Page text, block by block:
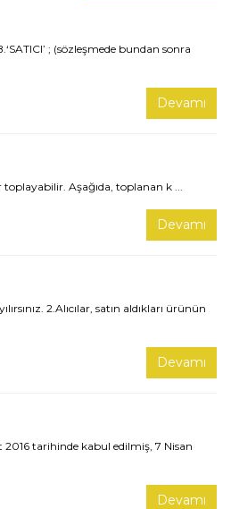
; (sözleşmede bundan sonra
Devamı
Aşağıda, toplanan k ...
Devamı
2.Alıcılar, satın aldıkları ürünün
Devamı
2016 tarihinde kabul edilmiş, 7 Nisan
Devamı